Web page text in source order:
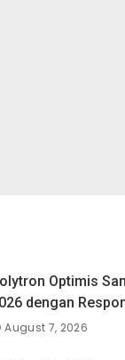
Optimis
dengan
August 7, 2026